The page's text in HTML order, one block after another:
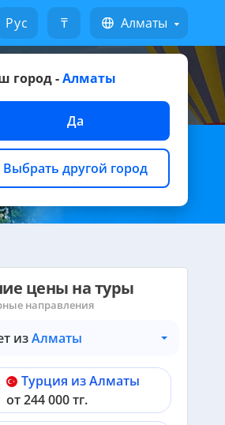
Русский ₸ Алматы
город -Алматы
Да
Выбрать другой город
Написать на WhatsApp
цены на туры
направления
изАлматы
Турция из Алматы
от 244 000 тг.